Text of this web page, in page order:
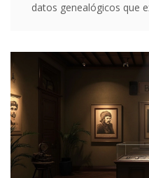
datos genealógicos que